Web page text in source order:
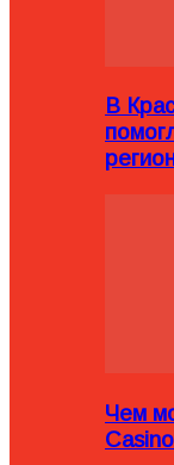
В
Чем